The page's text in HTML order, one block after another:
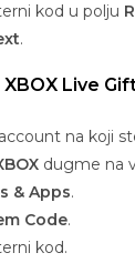
kod u polju
.
Live
na koji
dugme na
& Apps.
Code.
kod.